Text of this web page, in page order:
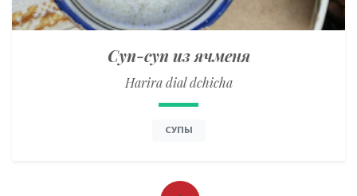
Суп-суп из ячменя
Harira dial dchicha
СУПЫ